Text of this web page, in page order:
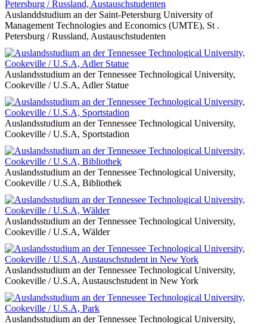
Auslanddstudium an der Saint-Petersburg University of
Management Technologies and Economics (UMTE), St .
Petersburg / Russland, Austauschstudenten
Auslandsstudium an der Tennessee Technological University,
Cookeville / U.S.A, Adler Statue
Auslandsstudium an der Tennessee Technological University,
Cookeville / U.S.A, Sportstadion
Auslandsstudium an der Tennessee Technological University,
Cookeville / U.S.A, Bibliothek
Auslandsstudium an der Tennessee Technological University,
Cookeville / U.S.A, Wälder
Auslandsstudium an der Tennessee Technological University,
Cookeville / U.S.A, Austauschstudent in New York
Auslandsstudium an der Tennessee Technological University,